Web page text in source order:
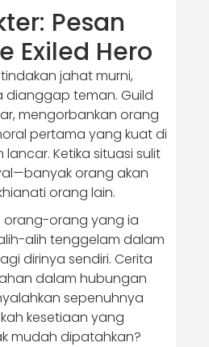
Pesan
Exiled Hero
jahat murni,
teman. Guild
mengorbankan orang
pertama yang kuat di
Ketika situasi sulit
orang akan
orang lain.
orang-orang yang ia
alih tenggelam dalam
dirinya sendiri. Cerita
dalam hubungan
sepenuhnya
kesetiaan yang
mudah dipatahkan?